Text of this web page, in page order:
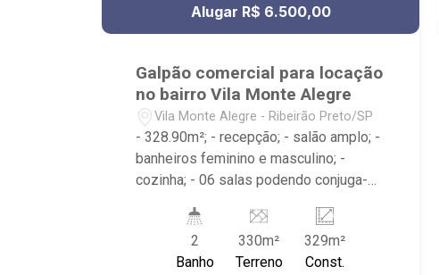
Alugar R$ 6.500,00
Galpão comercial para locação
no bairro Vila Monte Alegre
Vila Monte Alegre - Ribeirão Preto/SP
- 328.90m²; - recepção; - salão amplo; -
banheiros feminino e masculino; -
cozinha; - 06 salas podendo conjuga-
2
Banho
330m²
Terreno
329m²
Const.